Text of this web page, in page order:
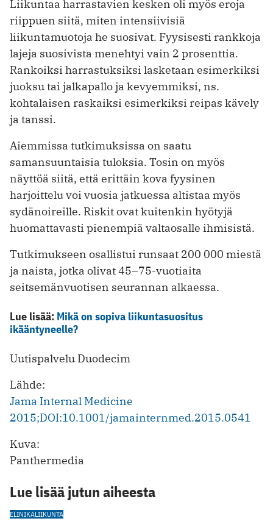
Liikuntaa harrastavien kesken oli myös eroja
riippuen siitä, miten intensiivisiä
liikuntamuotoja he suosivat. Fyysisesti rankkoja
lajeja suosivista menehtyi vain 2 prosenttia.
Rankoiksi harrastuksiksi lasketaan esimerkiksi
juoksu tai jalkapallo ja kevyemmiksi, ns.
kohtalaisen raskaiksi esimerkiksi reipas kävely
ja tanssi.
Aiemmissa tutkimuksissa on saatu
samansuuntaisia tuloksia. Tosin on myös
näyttöä siitä, että erittäin kova fyysinen
harjoittelu voi vuosia jatkuessa altistaa myös
sydänoireille. Riskit ovat kuitenkin hyötyjä
huomattavasti pienempiä valtaosalle ihmisistä.
Tutkimukseen osallistui runsaat 200 000 miestä
ja naista, jotka olivat 45–75-vuotiaita
seitsemänvuotisen seurannan alkaessa.
Lue lisää: Mikä on sopiva liikuntasuositus
ikääntyneelle?
Uutispalvelu Duodecim
Lähde:
Jama Internal Medicine
2015;DOI:10.1001/jamainternmed.2015.0541
Kuva:
Panthermedia
Lue lisää jutun aiheesta
ELINIKÄLIIKUNTA